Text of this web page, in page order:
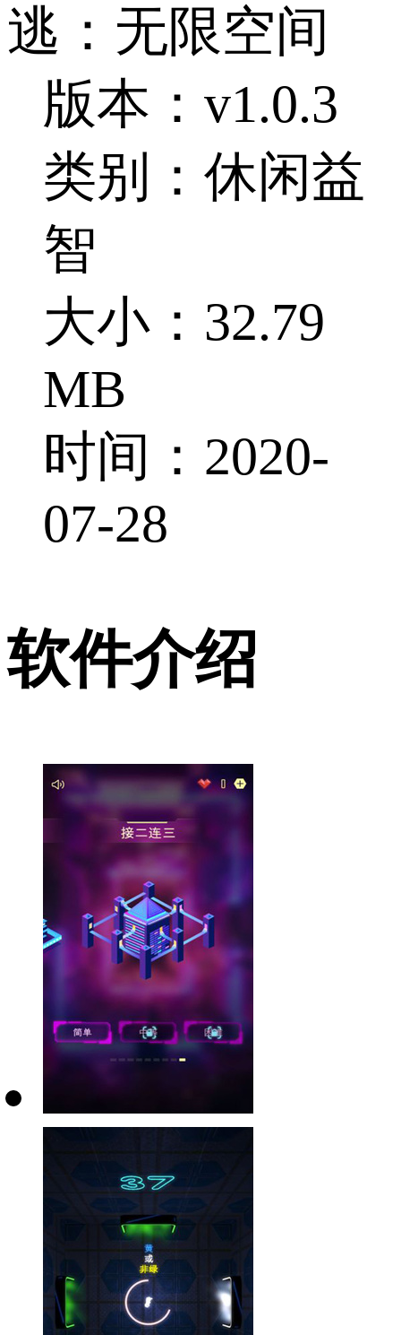
逃：无限空间
版本：v1.0.3
类别：休闲益
智
大小：32.79
MB
时间：2020-
07-28
软件介绍